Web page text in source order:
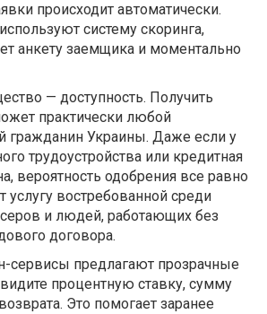
происходит автоматически.
систему скоринга,
анкету заемщика и моментально
— доступность. Получить
практически любой
гражданин Украины. Даже если у
трудоустройства или кредитная
вероятность одобрения все равно
услугу востребованной среди
и людей, работающих без
договора.
сервисы предлагают прозрачные
процентную ставку, сумму
Это помогает заранее